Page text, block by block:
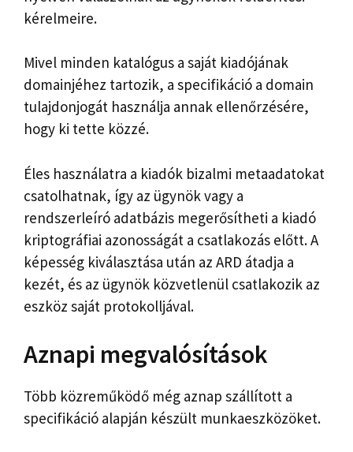
kérelmeire.
Mivel minden katalógus a saját kiadójának
domainjéhez tartozik, a specifikáció a domain
tulajdonjogát használja annak ellenőrzésére,
hogy ki tette közzé.
Éles használatra a kiadók bizalmi metaadatokat
csatolhatnak, így az ügynök vagy a
rendszerleíró adatbázis megerősítheti a kiadó
kriptográfiai azonosságát a csatlakozás előtt. A
képesség kiválasztása után az ARD átadja a
kezét, és az ügynök közvetlenül csatlakozik az
eszköz saját protokolljával.
Aznapi megvalósítások
Több közreműködő még aznap szállított a
specifikáció alapján készült munkaeszközöket.